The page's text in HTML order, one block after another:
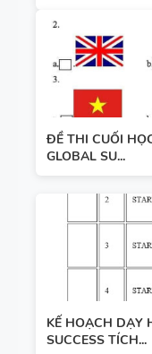
ĐỀ THI CUỐI
GLOBAL SU...
KẾ HOẠCH DẠY
SUCCESS TÍCH...